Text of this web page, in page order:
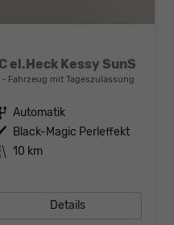
el.Heck Kessy SunS
Fahrzeug mit Tageszulassung
Getriebe Automatik
Außenfarbe Black-Magic Perleffekt
Kilometerstand 10 km
Details